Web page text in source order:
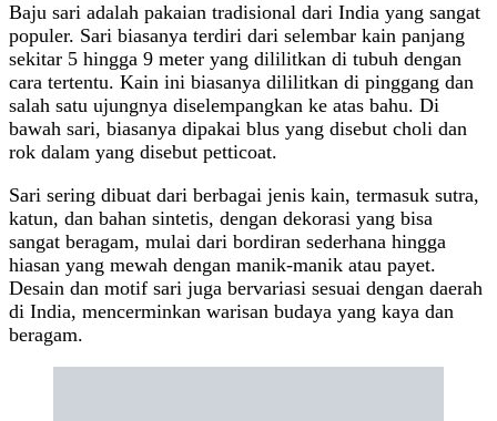
Baju sari adalah pakaian tradisional dari India yang sangat
populer. Sari biasanya terdiri dari selembar kain panjang
sekitar 5 hingga 9 meter yang dililitkan di tubuh dengan
cara tertentu. Kain ini biasanya dililitkan di pinggang dan
salah satu ujungnya diselempangkan ke atas bahu. Di
bawah sari, biasanya dipakai blus yang disebut choli dan
rok dalam yang disebut petticoat.
Sari sering dibuat dari berbagai jenis kain, termasuk sutra,
katun, dan bahan sintetis, dengan dekorasi yang bisa
sangat beragam, mulai dari bordiran sederhana hingga
hiasan yang mewah dengan manik-manik atau payet.
Desain dan motif sari juga bervariasi sesuai dengan daerah
di India, mencerminkan warisan budaya yang kaya dan
beragam.